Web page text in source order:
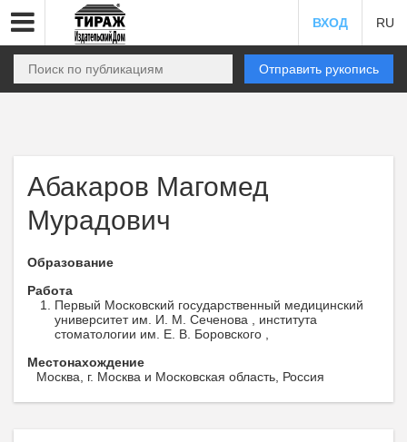
ВХОД RU
Отправить рукопись
Абакаров Магомед
Мурадович
Образование
Работа
Первый Московский государственный медицинский
университет им. И. М. Сеченова , института
стоматологии им. Е. В. Боровского ,
Местонахождение
Москва, г. Москва и Московская область, Россия